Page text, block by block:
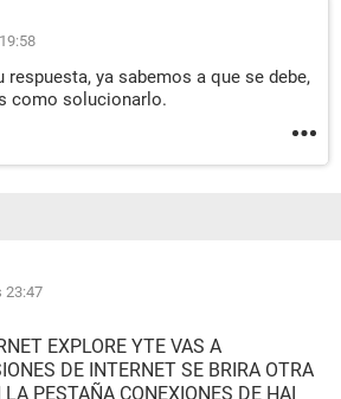
respuesta, ya sabemos a que se debe,
como solucionarlo.
23:47
EXPLORE YTE VAS A
DE INTERNET SE BRIRA OTRA
PESTAÑA CONEXIONES DE HAI